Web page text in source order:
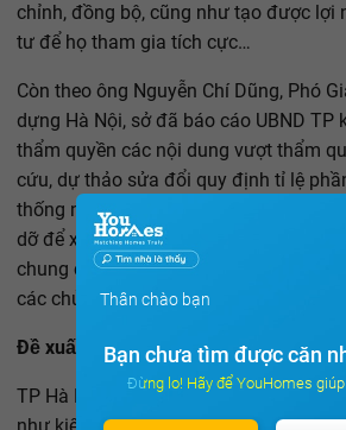
chỉnh, đồng bộ, cũng như tạo được lợi
tư để họ tham gia tích cực…
Còn theo ông Nguyễn Chí Dũng, Phó
dựng Hà Nội, sở đã báo cáo UBND TP
thẩm quyền các nội dung vượt thẩm
cứu, dự thảo sửa đổi quy định tỉ lệ
thống nhất (70% thay vì 100% chủ sở
dỡ để xây dựng nhà chung cư mới
chung cư); bổ sung chế tài được
các chủ sở hữu còn lại không đồng ý
Đề xuất chỉ định chủ đầu tư
TP Hà Nội cũng đề xuất một số cơ
như kiến nghị Bộ Xây dựng đề xuất
Thân chào bạn
Bạn chưa tìm được căn
Đừng lo! Hãy để YouHomes giúp